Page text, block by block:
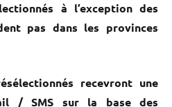
à l’exception des
pas dans les provinces
recevront une
/ SMS sur la base des